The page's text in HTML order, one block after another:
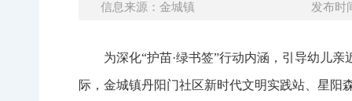
信息来源：金城镇 发布时
为深化“护苗·绿书签”行动内涵，引导幼儿
际，金城镇丹阳门社区新时代文明实践站、星阳